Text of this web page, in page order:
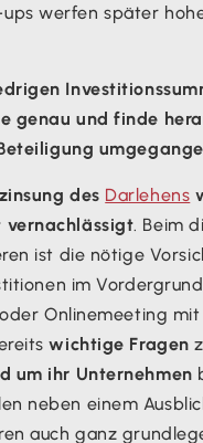
werfen später
genau und finde
des Darlehens
vernachlässigt. Beim
ist die nötige
im
Onlinemeeting
wichtige Fragen
um ihr Unternehmen
neben einem
auch ganz